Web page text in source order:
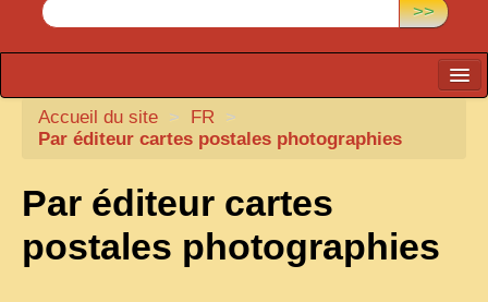
>>
CARTACARO
PHOTOGRAPHES, EDITEURS
ILLUSTRATEURS
Accueil du site > FR >
Par éditeur cartes postales photographies
Par éditeur cartes
postales photographies